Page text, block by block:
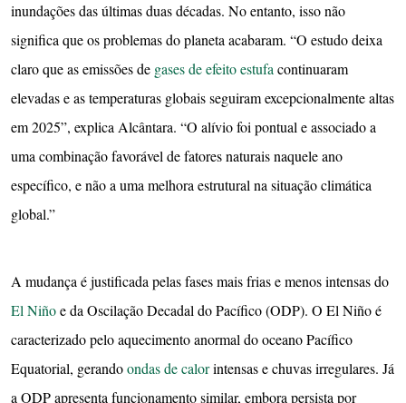
inundações das últimas duas décadas. No entanto, isso não
significa que os problemas do planeta acabaram. “O estudo deixa
claro que as emissões de gases de efeito estufacontinuaram
elevadas e as temperaturas globais seguiram excepcionalmente altas
em 2025”, explica Alcântara. “O alívio foi pontual e associado a
uma combinação favorável de fatores naturais naquele ano
específico, e não a uma melhora estrutural na situação climática
global.”
A mudança é justificada pelas fases mais frias e menos intensas do
El Niñoe da Oscilação Decadal do Pacífico (ODP). O El Niño é
caracterizado pelo aquecimento anormal do oceano Pacífico
Equatorial, gerandoondas de calorintensas e chuvas irregulares. Já
a ODP apresenta funcionamento similar, embora persista por